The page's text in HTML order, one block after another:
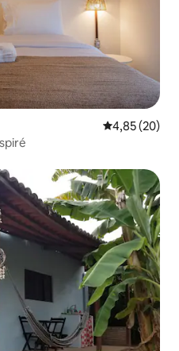
Évaluation
4,85 (20)